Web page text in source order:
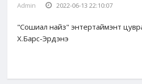
Admin 2022-06-13 22:10:07
"Сошиал найз" энтертаймэнт
Х.Барс-Эрдэнэ